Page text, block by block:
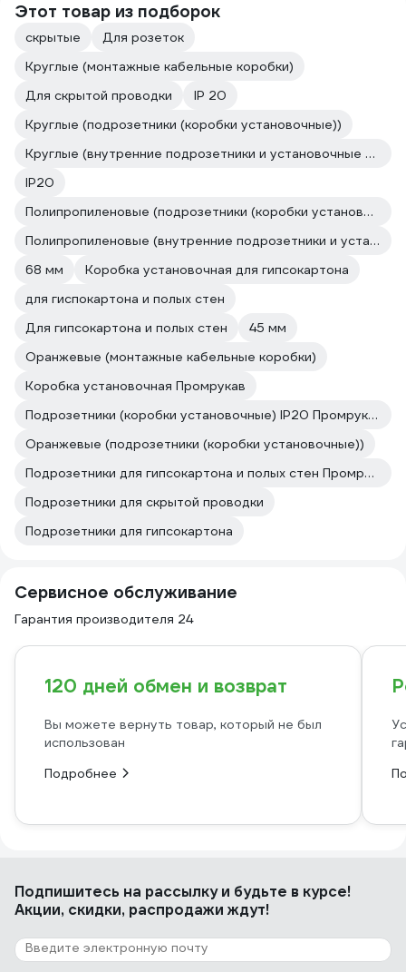
Этот товар из подборок
скрытые
Для розеток
Круглые (монтажные кабельные коробки)
Для скрытой проводки
IP 20
Круглые (подрозетники (коробки установочные))
Круглые (внутренние подрозетники и установочные коробки скрытой установки)
IP20
Полипропиленовые (подрозетники (коробки установочные))
Полипропиленовые (внутренние подрозетники и установочные коробки скрытой установки)
68 мм
Коробка установочная для гипсокартона
для гиспокартона и полых стен
Для гипсокартона и полых стен
45 мм
Оранжевые (монтажные кабельные коробки)
Коробка установочная Промрукав
Подрозетники (коробки установочные) IP20 Промрукав
Оранжевые (подрозетники (коробки установочные))
Подрозетники для гипсокартона и полых стен Промрукав
Подрозетники для скрытой проводки
Подрозетники для гипсокартона
Сервисное обслуживание
Гарантия производителя 24
120 дней обмен и возврат
Вы можете вернуть товар, который не был
использован
Подробнее
Подпишитесь на рассылкуи будьте в курсе!
Акции, скидки, распродажи ждут!